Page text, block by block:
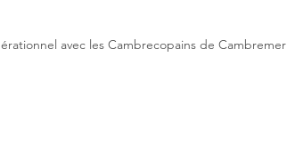
avec les Cambrecopains de Cambremer